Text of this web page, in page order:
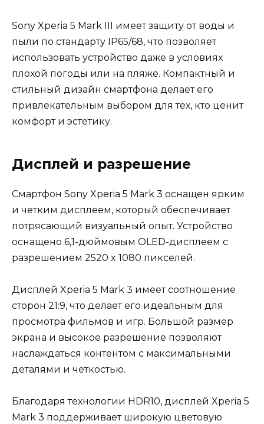
Sony Xperia 5 Mark III имеет защиту от воды и
пыли по стандарту IP65/68, что позволяет
использовать устройство даже в условиях
плохой погоды или на пляже. Компактный и
стильный дизайн смартфона делает его
привлекательным выбором для тех, кто ценит
комфорт и эстетику.
Дисплей и разрешение
Смартфон Sony Xperia 5 Mark 3 оснащен ярким
и четким дисплеем, который обеспечивает
потрясающий визуальный опыт. Устройство
оснащено 6,1-дюймовым OLED-дисплеем с
разрешением 2520 x 1080 пикселей.
Дисплей Xperia 5 Mark 3 имеет соотношение
сторон 21:9, что делает его идеальным для
просмотра фильмов и игр. Большой размер
экрана и высокое разрешение позволяют
наслаждаться контентом с максимальными
деталями и четкостью.
Благодаря технологии HDR10, дисплей Xperia 5
Mark 3 поддерживает широкую цветовую